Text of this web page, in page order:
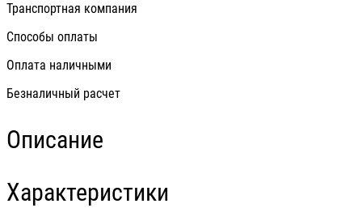
Транспортная компания
Способы оплаты
Оплата наличными
Безналичный расчет
Описание
Характеристики